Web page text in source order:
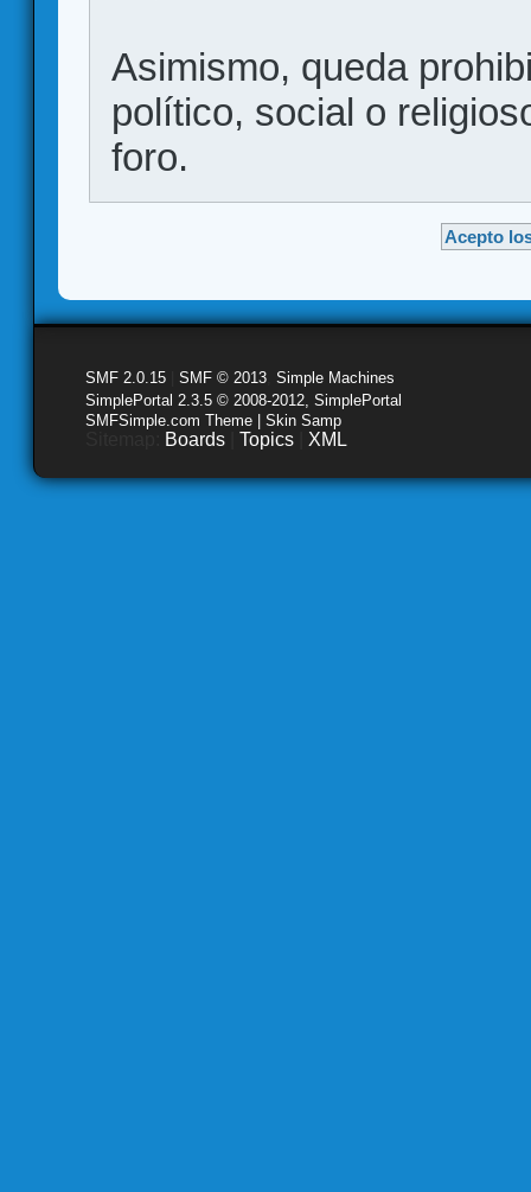
Asimismo, queda
político, social o
foro.
SMF 2.0.15 SMF © 2013 Simple Machines
SimplePortal 2.3.5 © 2008-2012, SimplePortal
SMFSimple.com Theme | Skin Samp
Boards Topics XML